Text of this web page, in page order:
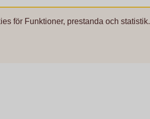
för Funktioner, prestanda och statistik.